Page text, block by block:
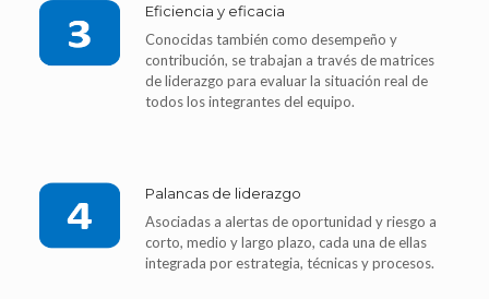
Eficiencia y eficacia
Conocidas también como desempeño y
contribución, se trabajan a través de matrices
de liderazgo para evaluar la situación real de
todos los integrantes del equipo.
Palancas de liderazgo
Asociadas a alertas de oportunidad y riesgo a
corto, medio y largo plazo, cada una de ellas
integrada por estrategia, técnicas y procesos.